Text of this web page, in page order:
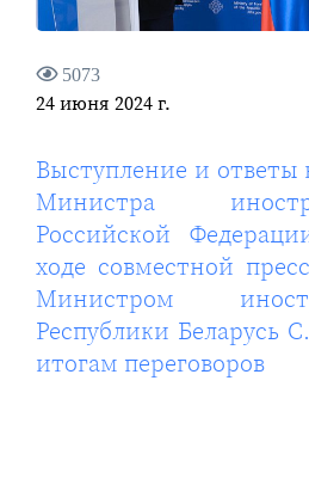
5073
24 июня 2024 г.
Выступление и
Министра
Российской
ходе совместной
Министром
Республики Беларусь
итогам переговоров